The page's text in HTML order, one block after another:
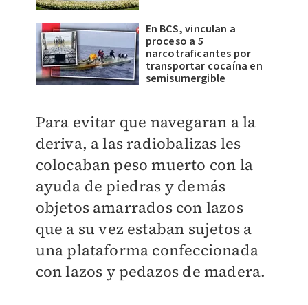
En BCS, vinculan a
proceso a 5
narcotraficantes por
transportar cocaína en
semisumergible
Para evitar que navegaran a la
deriva, a las radiobalizas les
colocaban peso muerto con la
ayuda de piedras y demás
objetos amarrados con lazos
que a su vez estaban sujetos a
una plataforma confeccionada
con lazos y pedazos de madera.